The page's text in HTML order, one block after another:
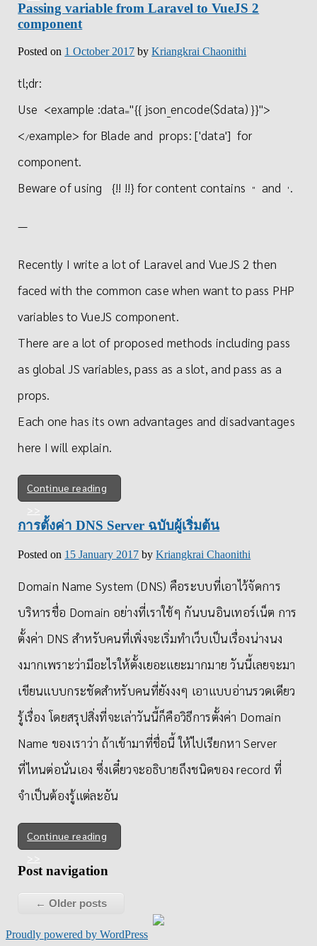
Passing variable from Laravel to VueJS 2
component
Posted on 1 October 2017 byKriangkrai Chaonithi
tl;dr:
Use <example :data="{{ json_encode($data) }}">
</example> for Blade andprops: ['data'] for
component.
Beware of using {!! !!}for content contains " and '.
—
Recently I write a lot of Laravel and VueJS 2 then
faced with the common case when want to pass PHP
variables to VueJS component.
There are a lot of proposed methods including pass
as global JS variables, pass as a slot, and pass as a
props.
Each one has its own advantages and disadvantages
here I will explain.
Continue reading
การตั้งค่า DNS Server ฉบับผู้เริ่มต้น
Posted on 15 January 2017 byKriangkrai Chaonithi
Domain Name System (DNS) คือระบบที่เอาไว้จัดการ
บริหารชื่อ Domain อย่างที่เราใช้ๆ กันบนอินเทอร์เน็ต การ
ตั้งค่า DNS สำหรับคนที่เพิ่งจะเริ่มทำเว็บเป็นเรื่องน่างนง
งมากเพราะว่ามีอะไรให้ตั้งเยอะแยะมากมาย วันนี้เลยจะมา
เขียนแบบกระชัดสำหรับคนที่ยังงงๆ เอาแบบอ่านรวดเดียว
รู้เรื่อง โดยสรุปสิ่งที่จะเล่าวันนี้ก็คือวิธีการตั้งค่า Domain
Name ของเราว่า ถ้าเข้ามาที่ชื่อนี้ ให้ไปเรียกหา Server
ที่ไหนต่อนั่นเอง ซึ่งเดี๋ยวจะอธิบายถึงชนิดของ record ที่
จำเป็นต้องรู้แต่ละอัน
Continue reading
Post navigation
← Older posts
Proudly powered by WordPress